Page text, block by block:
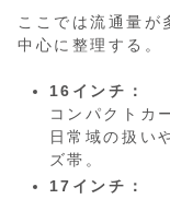
ここでは流通量が
中心に整理する。
16インチ：
コンパクトカ
日常域の扱い
ズ帯。
17インチ：